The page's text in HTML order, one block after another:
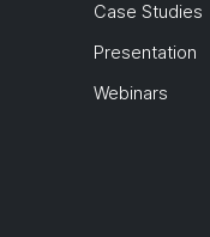
Case Studies
Presentation
Webinars